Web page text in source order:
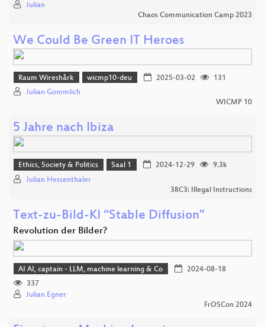
Julian
Chaos Communication Camp 2023
We Could Be Green IT Heroes
Raum Wireshårk wicmp10-deu 2025-03-02
131
Julian Gommlich
WICMP 10
5 Jahre nach Ibiza
Ethics, Society & Politics Saal 1 2024-12-29
9.3k
Julian Hessenthaler
38C3: Illegal Instructions
Text-zu-Bild-KI “Stable Diffusion”
Revolution der Bilder?
AI AI, captain - LLM, machine learning & Co
2024-08-18
337
Julian Egner
FrOSCon 2024